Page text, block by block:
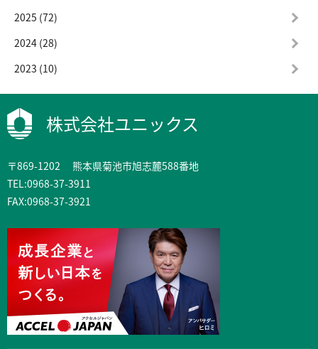
2025 (72)
2024 (28)
2023 (10)
株式会社ユニックス
〒869-1202 熊本県菊池市旭志麓588番地
TEL:0968-37-3911
FAX:0968-37-3921